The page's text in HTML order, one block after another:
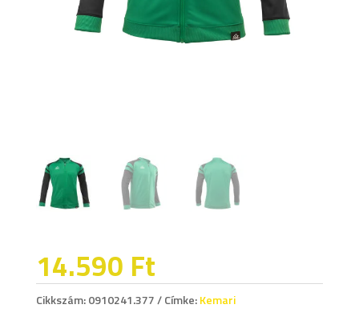
14.590 Ft
Cikkszám:0910241.377 Címke:Kemari